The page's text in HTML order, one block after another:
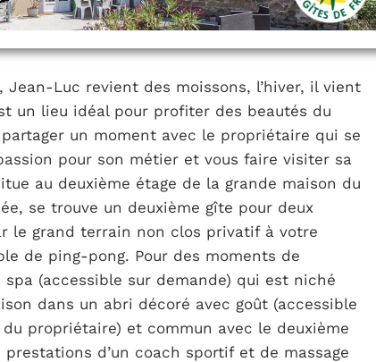
Jean-Luc revient des moissons, l’hiver, il vient
un lieu idéal pour profiter des beautés du
un moment avec le propriétaire qui se
pour son métier et vous faire visiter sa
au deuxième étage de la grande maison du
se trouve un deuxième gîte pour deux
le grand terrain non clos privatif à votre
de ping-pong. Pour des moments de
(accessible sur demande) qui est niché
dans un abri décoré avec goût (accessible
propriétaire) et commun avec le deuxième
d’un coach sportif et de massage